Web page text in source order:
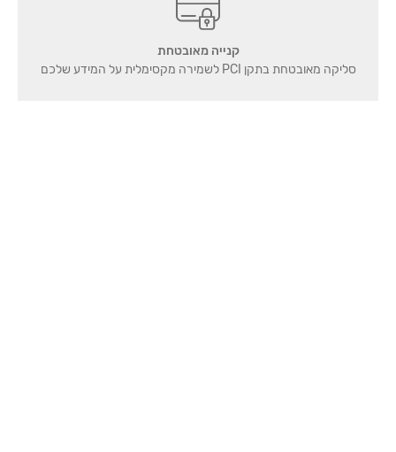
קנייה מאובטחת
סליקה מאובטחת בתקן PCI לשמירה מקסימלית על המידע שלכם